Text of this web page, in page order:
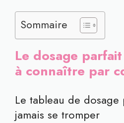
Sommaire
Le dosage
à connaître par
Le tableau de
jamais se tromper